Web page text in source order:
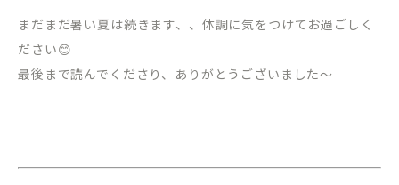
まだまだ暑い夏は続きます、、体調に気をつけてお過ごしく
ださい😊
最後まで読んでくださり、ありがとうございました〜